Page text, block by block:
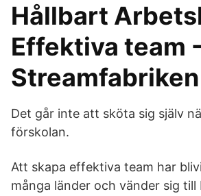
Hållbart
Effektiva team -
Streamfabriken
Det går inte att sköta sig själv
förskolan.
Att skapa effektiva team har
många länder och vänder sig till